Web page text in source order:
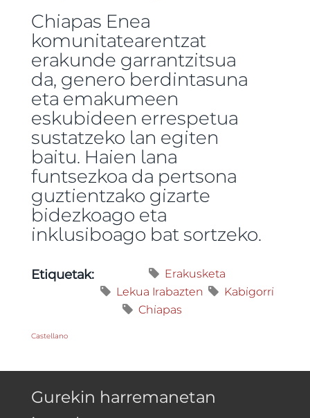
Chiapas Enea
komunitatearentzat
erakunde garrantzitsua
da, genero berdintasuna
eta emakumeen
eskubideen errespetua
sustatzeko lan egiten
baitu. Haien lana
funtsezkoa da pertsona
guztientzako gizarte
bidezkoago eta
inklusiboago bat sortzeko.
Etiquetak:
Erakusketa
Lekua Irabazten
Kabigorri
Chiapas
Castellano
Gurekin harremanetan